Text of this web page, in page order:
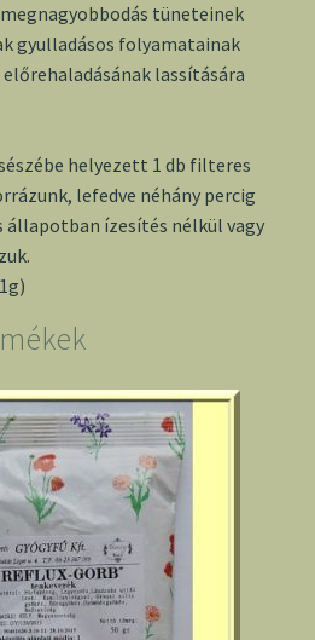
tüneteinek
gyulladásos folyamatainak
lassítására
helyezett 1 db filteres
lefedve néhány percig
állapotban ízesítés nélkül vagy